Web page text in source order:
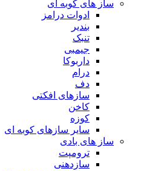
ساز های کوبه ای
ادوات درامز
بندیر
تنبک
جیمبی
داربوکا
درام
دف
سازهای افکتی
کاخن
کوزه
سایر سازهای کوبه ای
ساز های بادی
ترومپت
سازدهنی